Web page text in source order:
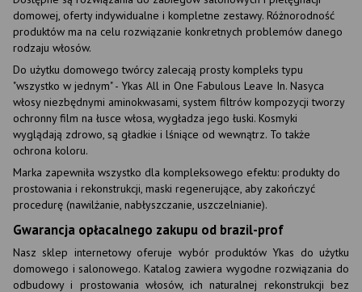
domowej, oferty indywidualne i kompletne zestawy. Różnorodność
produktów ma na celu rozwiązanie konkretnych problemów danego
rodzaju włosów.
Do użytku domowego twórcy zalecają prosty kompleks typu
"wszystko w jednym" - Ykas All in One Fabulous Leave In. Nasyca
włosy niezbędnymi aminokwasami, system filtrów kompozycji tworzy
ochronny film na łusce włosa, wygładza jego łuski. Kosmyki
wyglądają zdrowo, są gładkie i lśniące od wewnątrz. To także
ochrona koloru.
Marka zapewniła wszystko dla kompleksowego efektu: produkty do
prostowania i rekonstrukcji, maski regenerujące, aby zakończyć
procedurę (nawilżanie, nabłyszczanie, uszczelnianie).
Gwarancja opłacalnego zakupu od brazil-prof
Nasz sklep internetowy oferuje wybór produktów Ykas do użytku
domowego i salonowego. Katalog zawiera wygodne rozwiązania do
odbudowy i prostowania włosów, ich naturalnej rekonstrukcji bez